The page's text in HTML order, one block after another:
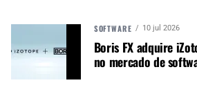
monitoramento e reamplificação
Conecte um pedal de
pedais externos
SOFTWARE 10 jul 2026
Boris FX adquire
no mercado de